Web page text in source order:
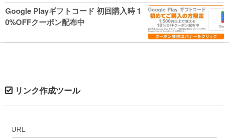
Google Playギフトコード 初回購入時 1
0%OFFクーポン配布中
リンク作成ツール
URL